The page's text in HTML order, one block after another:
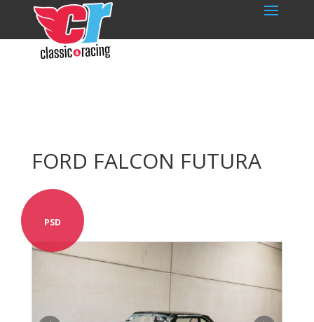
FORD FALCON FUTURA
PSD